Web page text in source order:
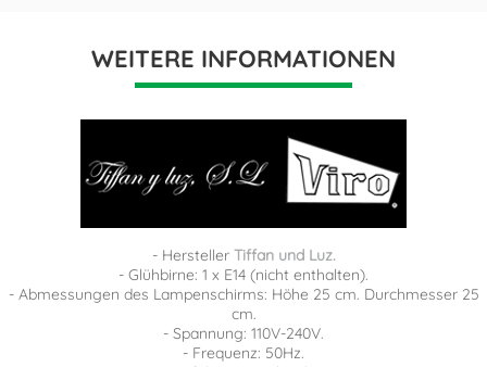
WEITERE INFORMATIONEN
- Hersteller Tiffan und Luz.
- Glühbirne: 1 x E14 (nicht enthalten).
- Abmessungen des Lampenschirms: Höhe 25 cm. Durchmesser 25
cm.
- Spannung: 110V-240V.
- Frequenz: 50Hz.